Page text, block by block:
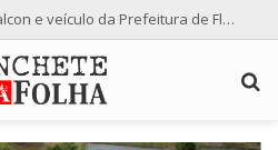
Colisão violenta entre Falcon e veículo da Prefeitura de Floresta termina com dois feridos